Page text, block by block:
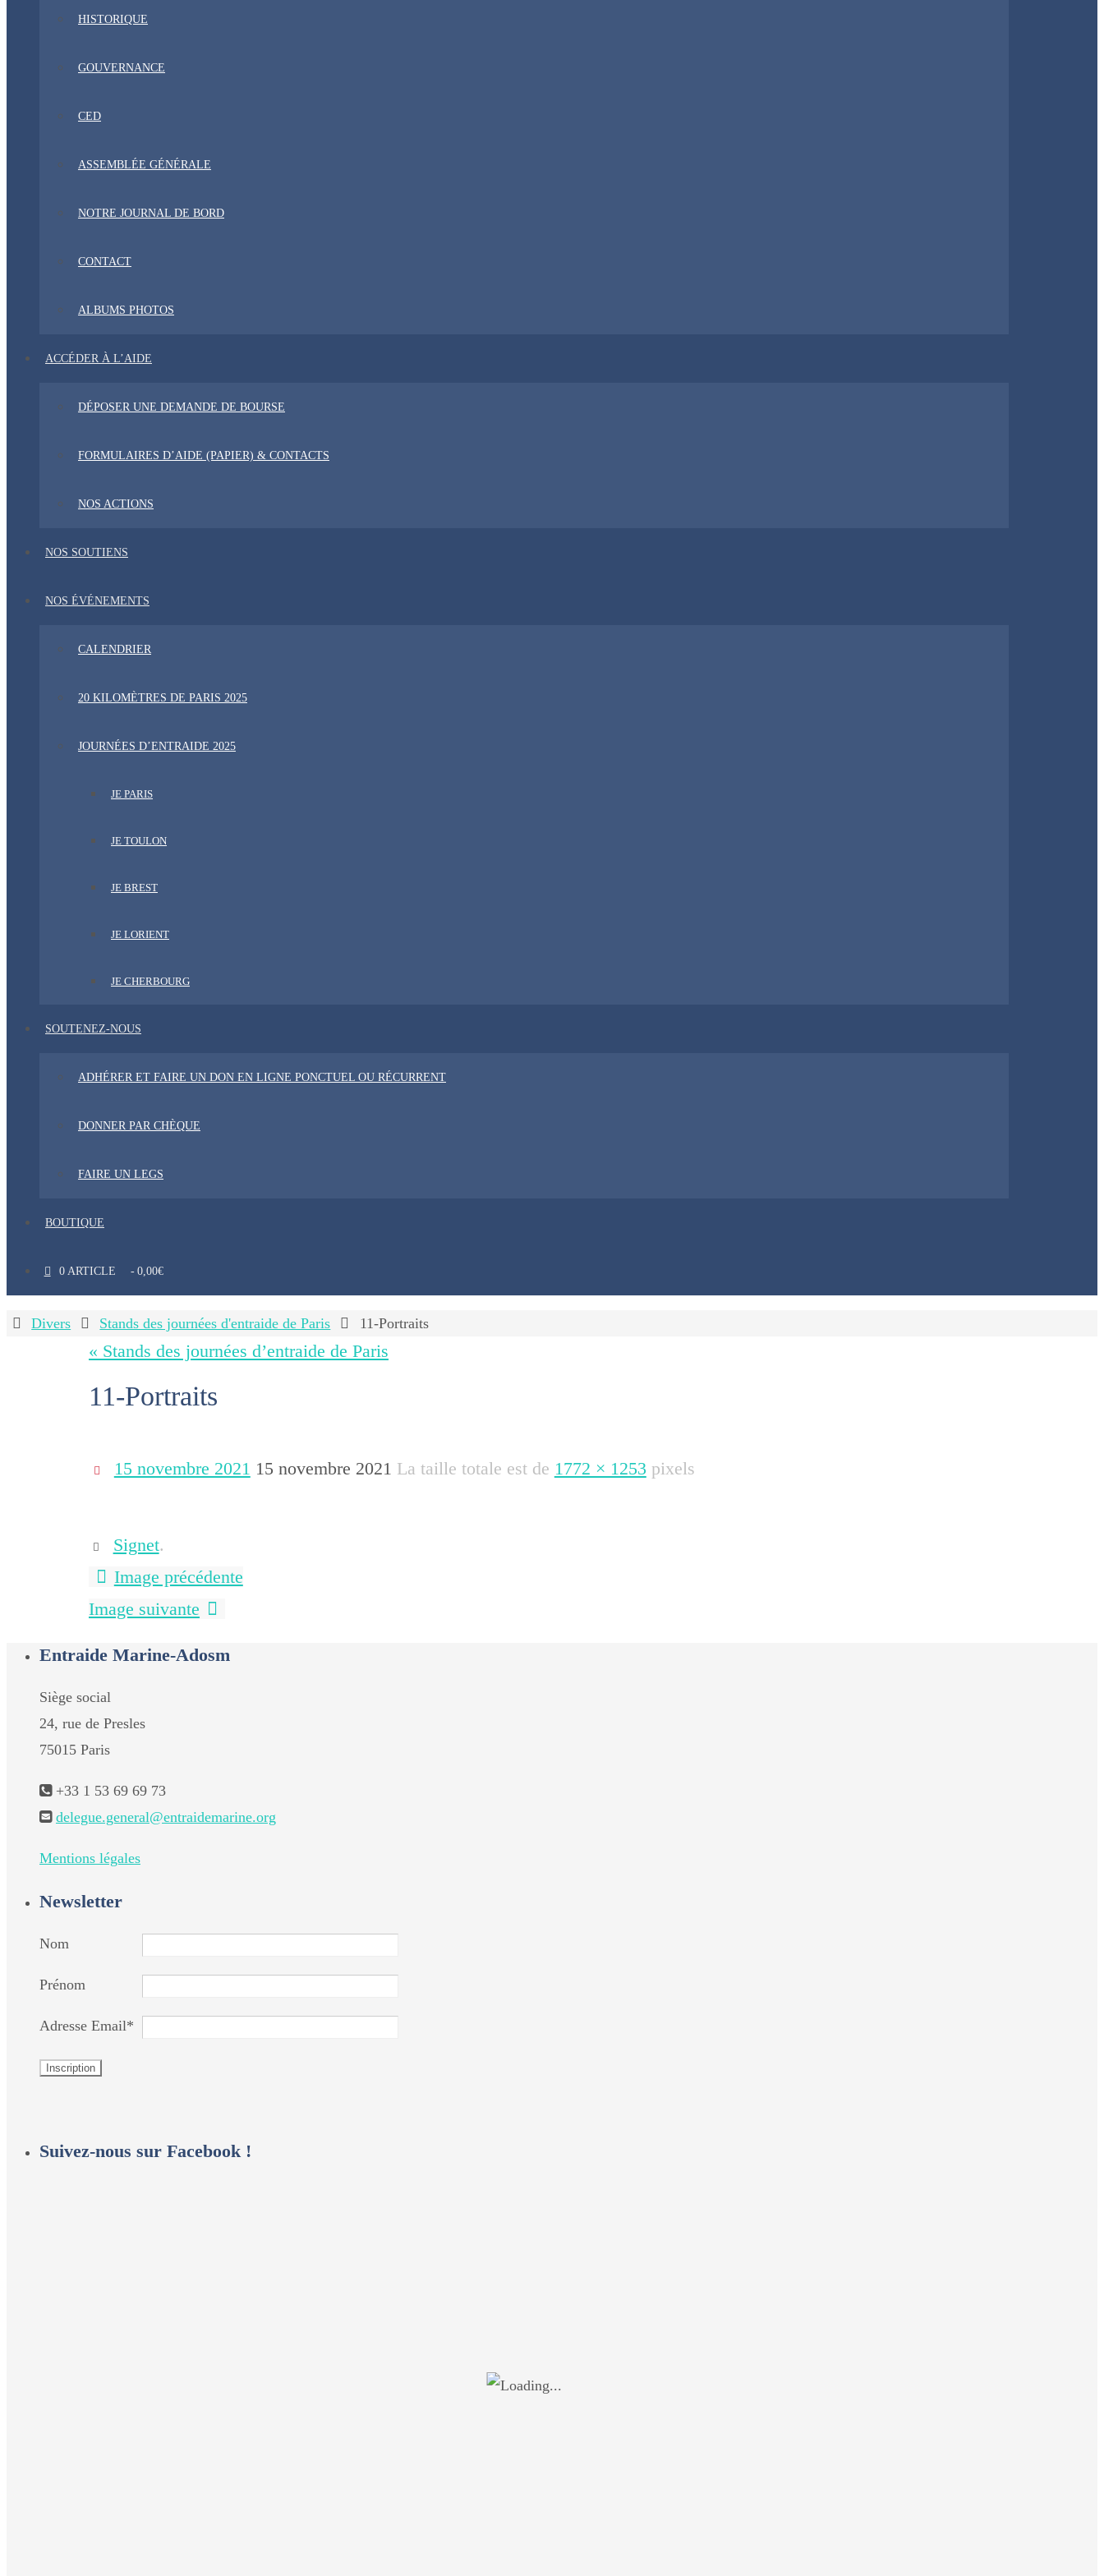
HISTORIQUE
GOUVERNANCE
CED
ASSEMBLÉE GÉNÉRALE
NOTRE JOURNAL DE BORD
CONTACT
ALBUMS PHOTOS
ACCÉDER À L’AIDE
DÉPOSER UNE DEMANDE DE BOURSE
FORMULAIRES D’AIDE (PAPIER) & CONTACTS
NOS ACTIONS
NOS SOUTIENS
NOS ÉVÉNEMENTS
CALENDRIER
20 KILOMÈTRES DE PARIS 2025
JOURNÉES D’ENTRAIDE 2025
JE PARIS
JE TOULON
JE BREST
JE LORIENT
JE CHERBOURG
SOUTENEZ-NOUS
ADHÉRER ET FAIRE UN DON EN LIGNE PONCTUEL OU RÉCURRENT
DONNER PAR CHÈQUE
FAIRE UN LEGS
BOUTIQUE
0 ARTICLE 0,00€
HomeDivers Stands des journées d'entraide de Paris 11-Portraits
« Stands des journées d’entraide de Paris
11-Portraits
15 novembre 2021 15 novembre 2021 La taille totale est de 1772 × 1253 pixels
Signet.
Image précédente
Image suivante
Entraide Marine-Adosm
Siège social
24, rue de Presles
75015 Paris
+33 1 53 69 69 73
delegue.general@entraidemarine.org
Mentions légales
Newsletter
Nom
Prénom
Adresse Email*
Suivez-nous sur Facebook !